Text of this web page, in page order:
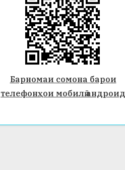
Барномаи сомона барои
телефонҳои мобилӣ андроид